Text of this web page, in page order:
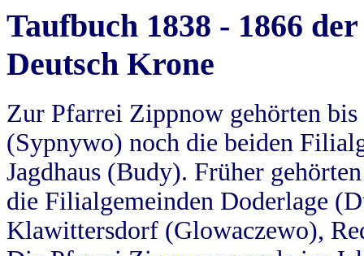
Taufbuch 1838 - 1866
Deutsch Krone
Zur Pfarrei Zippnow gehörten
(Sypnywo) noch die beiden
Jagdhaus (Budy). Früher
die Filialgemeinden Doderlage
Klawittersdorf (Glowaczewo),